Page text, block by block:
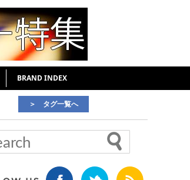
BRAND INDEX
＞ タグ一覧へ